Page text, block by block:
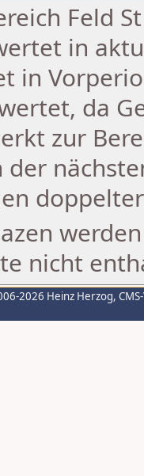
Feld
in
in
da
zur
der
nicht
2026 Heinz Herzog,